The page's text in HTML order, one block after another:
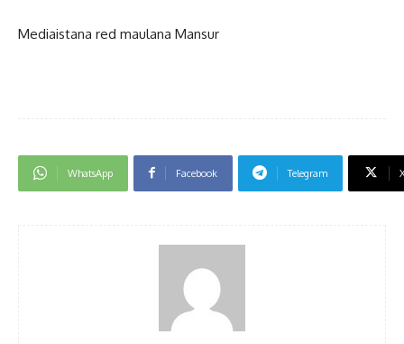
Mediaistana red maulana Mansur
WhatsApp Facebook Telegram